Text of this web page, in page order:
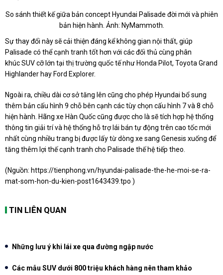
So sánh thiết kế giữa bản concept Hyundai Palisade đời mới và phiên
bản hiện hành. Ảnh: NyMammoth.
Sự thay đổi này sẽ cải thiện đáng kể không gian nội thất, giúp
Palisade có thể cạnh tranh tốt hơn với các đối thủ cùng phân
khúc SUV cỡ lớn tại thị trường quốc tế như Honda Pilot, Toyota Grand
Highlander hay Ford Explorer.
Ngoài ra, chiều dài cơ sở tăng lên cũng cho phép Hyundai bổ sung
thêm bản cấu hình 9 chỗ bên cạnh các tùy chọn cấu hình 7 và 8 chỗ
hiện hành. Hãng xe Hàn Quốc cũng được cho là sẽ tích hợp hệ thống
thông tin giải trí và hệ thống hỗ trợ lái bán tự động trên cao tốc mới
nhất cùng nhiều trang bị được lấy từ dòng xe sang Genesis xuống để
tăng thêm lợi thế cạnh tranh cho Palisade thế hệ tiếp theo.
(Nguồn: https://tienphong.vn/hyundai-palisade-the-he-moi-se-ra-
mat-som-hon-du-kien-post1643439.tpo )
TIN LIÊN QUAN
Những lưu ý khi lái xe qua đường ngập nước
Các mẫu SUV dưới 800 triệu khách hàng nên tham khảo